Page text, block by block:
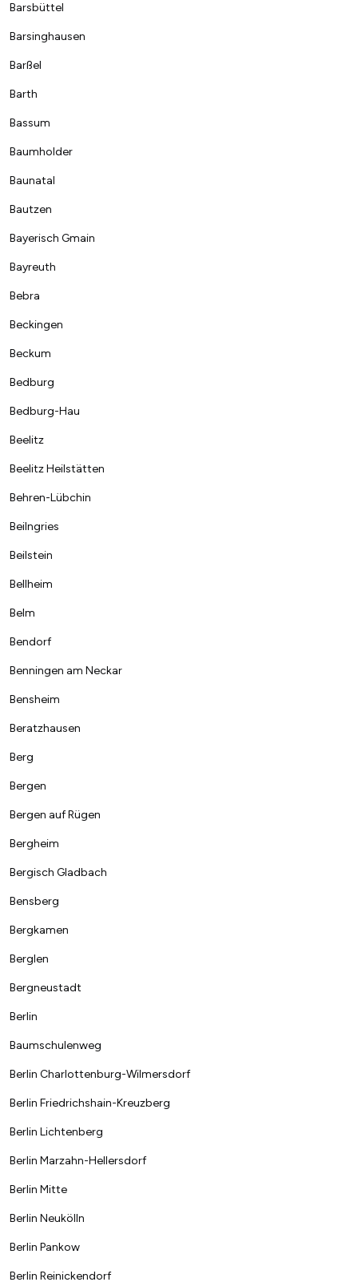
Barsbüttel
Barsinghausen
Barßel
Barth
Bassum
Baumholder
Baunatal
Bautzen
Bayerisch Gmain
Bayreuth
Bebra
Beckingen
Beckum
Bedburg
Bedburg-Hau
Beelitz
Beelitz Heilstätten
Behren-Lübchin
Beilngries
Beilstein
Bellheim
Belm
Bendorf
Benningen am Neckar
Bensheim
Beratzhausen
Berg
Bergen
Bergen auf Rügen
Bergheim
Bergisch Gladbach
Bensberg
Bergkamen
Berglen
Bergneustadt
Berlin
Baumschulenweg
Berlin Charlottenburg-Wilmersdorf
Berlin Friedrichshain-Kreuzberg
Berlin Lichtenberg
Berlin Marzahn-Hellersdorf
Berlin Mitte
Berlin Neukölln
Berlin Pankow
Berlin Reinickendorf